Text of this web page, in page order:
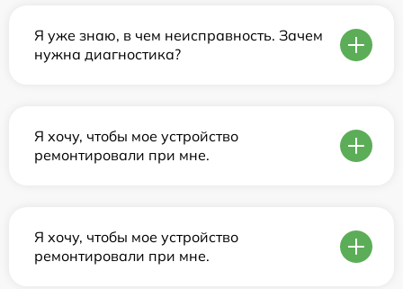
Я уже знаю, в чем неисправность. Зачем
нужна диагностика?
Я хочу, чтобы мое устройство
ремонтировали при мне.
Я хочу, чтобы мое устройство
ремонтировали при мне.